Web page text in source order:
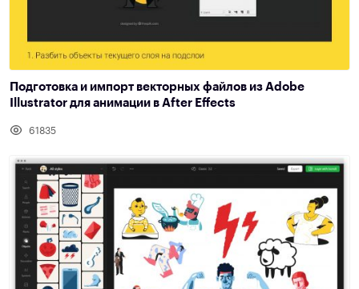
Подготовка и импорт векторных файлов из Adobe
Illustrator для анимации в After Effects
61835